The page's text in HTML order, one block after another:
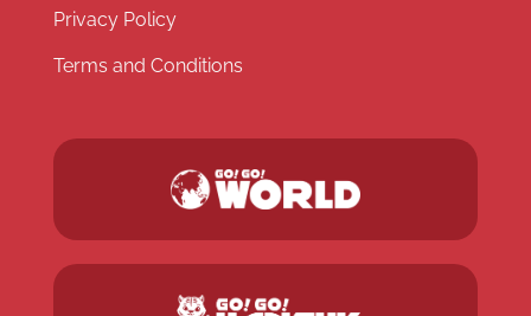
Privacy Policy
Terms and Conditions